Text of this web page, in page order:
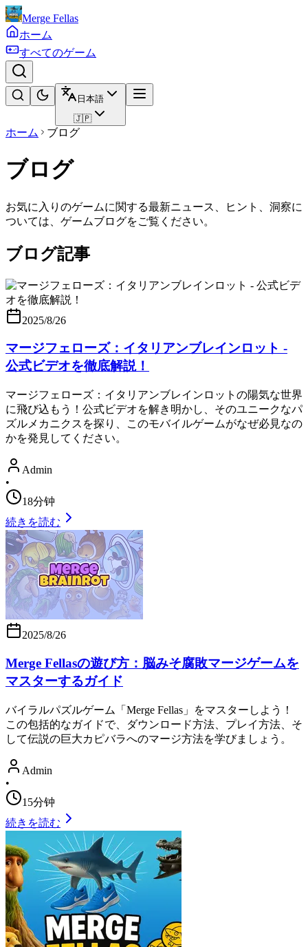
Merge Fellas
ホーム
すべてのゲーム
日本語
🇯🇵
ホーム ブログ
ブログ
お気に入りのゲームに関する最新ニュース、ヒント、洞察に
ついては、ゲームブログをご覧ください。
ブログ記事
2025/8/26
マージフェローズ：イタリアンブレインロット -
公式ビデオを徹底解説！
マージフェローズ：イタリアンブレインロットの陽気な世界
に飛び込もう！公式ビデオを解き明かし、そのユニークなパ
ズルメカニクスを探り、このモバイルゲームがなぜ必見なの
かを発見してください。
Admin
•
18分钟
続きを読む
2025/8/26
Merge Fellasの遊び方：脳みそ腐敗マージゲームを
マスターするガイド
バイラルパズルゲーム「Merge Fellas」をマスターしよう！
この包括的なガイドで、ダウンロード方法、プレイ方法、そ
して伝説の巨大カピバラへのマージ方法を学びましょう。
Admin
•
15分钟
続きを読む